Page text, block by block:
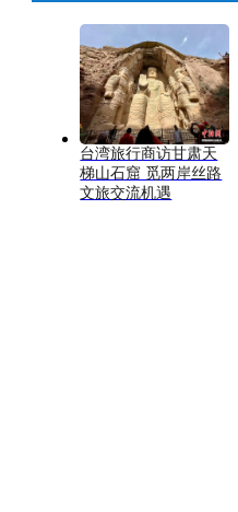
台湾旅行商访甘肃天
梯山石窟 觅两岸丝路
文旅交流机遇